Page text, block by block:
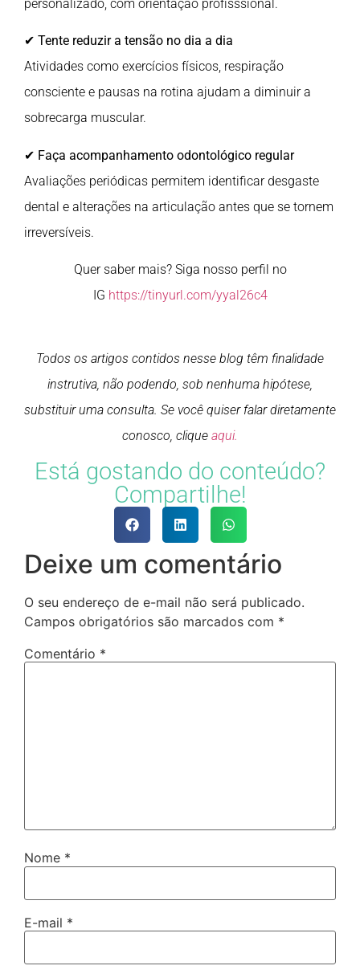
personalizado, com orientação profisssional.
✔ Tente reduzir a tensão no dia a dia
Atividades como exercícios físicos, respiração
consciente e pausas na rotina ajudam a diminuir a
sobrecarga muscular.
✔ Faça acompanhamento odontológico regular
Avaliações periódicas permitem identificar desgaste
dental e alterações na articulação antes que se tornem
irreversíveis.
Quer saber mais? Siga nosso perfil no
IG https://tinyurl.com/yyal26c4
Todos os artigos contidos nesse blog têm finalidade
instrutiva, não podendo, sob nenhuma hipótese,
substituir uma consulta. Se você quiser falar diretamente
conosco, clique aqui.
Está gostando do conteúdo?
Compartilhe!
Deixe um comentário
O seu endereço de e-mail não será publicado.
Campos obrigatórios são marcados com *
Comentário *
Nome *
E-mail *